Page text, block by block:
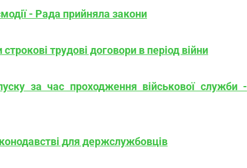
- Рада прийняла закони
трудові договори в період війни
за час проходження військової служби -
для держслужбовців